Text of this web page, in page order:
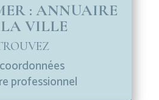
: ANNUAIRE
VILLE
professionnel